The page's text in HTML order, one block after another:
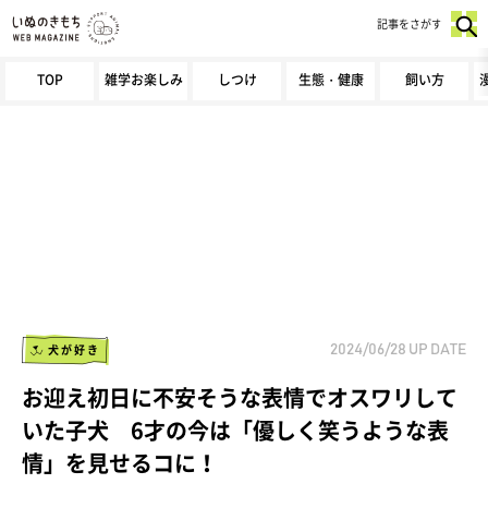
TOP 雑学お楽しみ しつけ 生態・健康 飼い方
記事をさがす
犬が好き 2024/06/28 UP DATE
お迎え初日に不安そうな表情でオスワリして
いた子犬 6才の今は「優しく笑うような表
情」を見せるコに！